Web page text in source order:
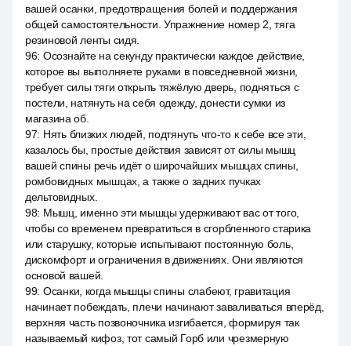
вашей осанки, предотвращения болей и поддержания
общей самостоятельности. Упражнение номер 2, тяга
резиновой ленты сидя.
96: Осознайте на секунду практически каждое действие,
которое вы выполняете руками в повседневной жизни,
требует силы тяги открыть тяжёлую дверь, подняться с
постели, натянуть на себя одежду, донести сумки из
магазина об.
97: Нять близких людей, подтянуть что-то к себе все эти,
казалось бы, простые действия зависят от силы мышц
вашей спины речь идёт о широчайших мышцах спины,
ромбовидных мышцах, а также о задних пучках
дельтовидных.
98: Мышц, именно эти мышцы удерживают вас от того,
чтобы со временем превратиться в сгорбленного старика
или старушку, которые испытывают постоянную боль,
дискомфорт и ограничения в движениях. Они являются
основой вашей.
99: Осанки, когда мышцы спины слабеют, гравитация
начинает побеждать, плечи начинают заваливаться вперёд,
верхняя часть позвоночника изгибается, формируя так
называемый кифоз, тот самый Горб или чрезмерную